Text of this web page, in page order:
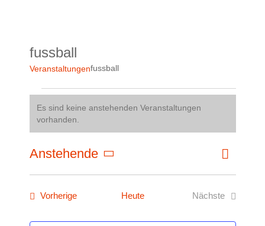
fussball
Veranstaltungenfussball
Veranstaltungen
Hinweis
Es sind keine anstehenden Veranstaltungen
vorhanden.
Liste
Anstehende
Datum
wählen.
VorherigeVeranstaltungen
Heute
Nächste